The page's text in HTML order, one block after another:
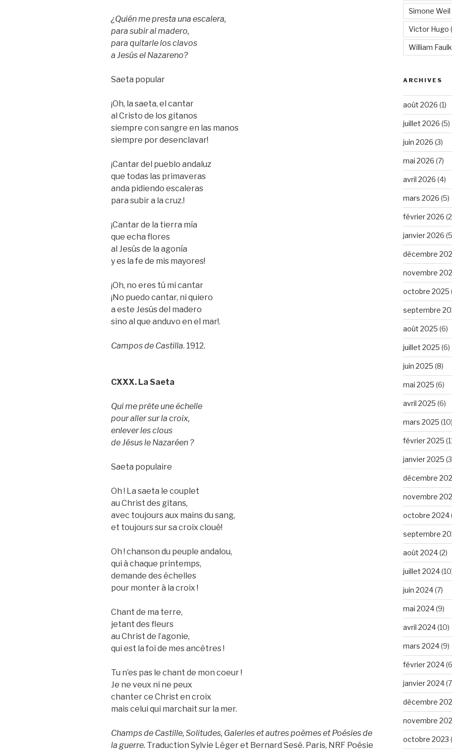
¿Quién me presta una escalera,
para subir al madero,
para quitarle los clavos
a Jesús el Nazareno?
Saeta popular
¡Oh, la saeta, el cantar
al Cristo de los gitanos
siempre con sangre en las manos
siempre por desenclavar!
¡Cantar del pueblo andaluz
que todas las primaveras
anda pidiendo escaleras
para subir a la cruz.!
¡Cantar de la tierra mía
que echa flores
al Jesús de la agonía
y es la fe de mis mayores!
¡Oh, no eres tú mi cantar
¡No puedo cantar, ni quiero
a este Jesús del madero
sino al que anduvo en el mar!.
Campos de Castilla. 1912.
CXXX. La Saeta
Qui me prête une échelle
pour aller sur la croix,
enlever les clous
de Jésus le Nazaréen ?
Saeta populaire
Oh ! La saeta le couplet
au Christ des gitans,
avec toujours aux mains du sang,
et toujours sur sa croix cloué!
Oh ! chanson du peuple andalou,
qui à chaque printemps,
demande des échelles
pour monter à la croix !
Chant de ma terre,
jetant des fleurs
au Christ de l’agonie,
qui est la foi de mes ancêtres !
Tu n’es pas le chant de mon coeur !
Je ne veux ni ne peux
chanter ce Christ en croix
mais celui qui marchait sur la mer.
Champs de Castille, Solitudes, Galeries et autres poèmes et Poésies de
la guerre. Traduction Sylvie Léger et Bernard Sesé. Paris, NRF Poésie
Simone Weil
Victor Hugo
William
ARCHIVES
août 2026 (1)
juillet 2026 (5)
juin 2026 (3)
mai 2026 (7)
avril 2026 (4)
mars 2026 (5)
février 2026
janvier 2026
décembre
novembre
octobre 2025
septembre
août 2025 (6)
juillet 2025 (6)
juin 2025 (8)
mai 2025 (6)
avril 2025 (6)
mars 2025 (10)
février 2025
janvier 2025
décembre
novembre
octobre 2024
septembre
août 2024(2)
juillet 2024
juin 2024(7)
mai 2024(9)
avril 2024(10)
mars 2024(9)
février 2024
janvier 2024
décembre
novembre
octobre 2023